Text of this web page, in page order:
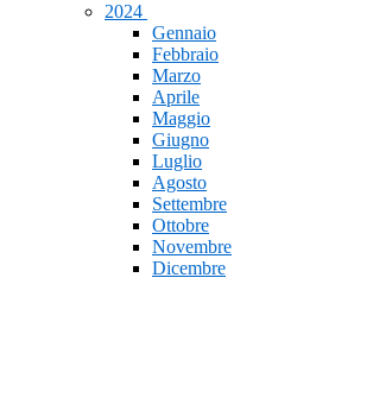
2024
Gennaio
Febbraio
Marzo
Aprile
Maggio
Giugno
Luglio
Agosto
Settembre
Ottobre
Novembre
Dicembre